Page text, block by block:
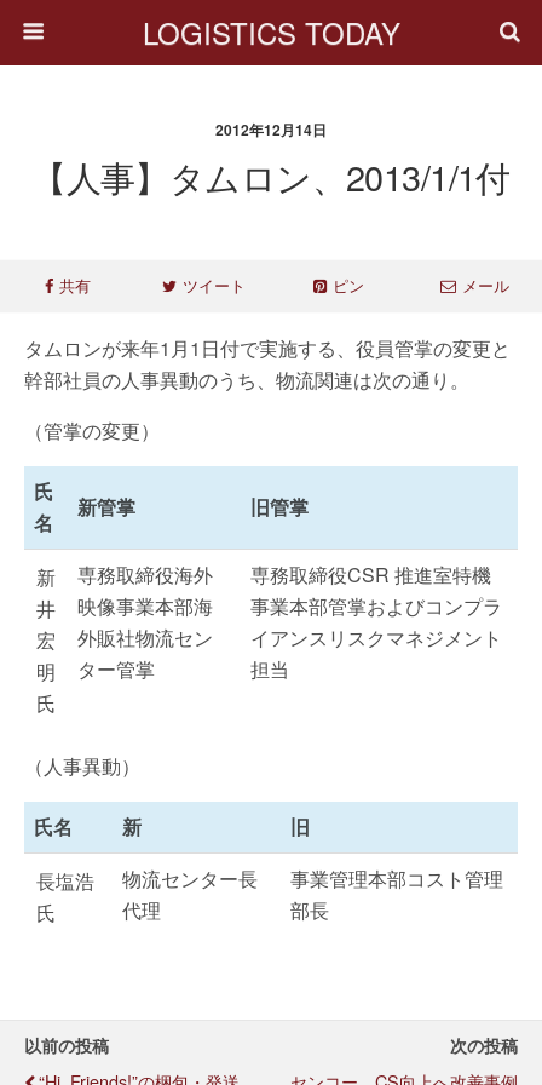
LOGISTICS TODAY
2012年12月14日
【人事】タムロン、2013/1/1付
共有 ツイート ピン メール
タムロンが来年1月1日付で実施する、役員管掌の変更と
幹部社員の人事異動のうち、物流関連は次の通り。
（管掌の変更）
氏
名
新管掌 旧管掌
新
井
宏
明
氏
専務取締役海外
映像事業本部海
外販社物流セン
ター管掌
専務取締役CSR 推進室特機
事業本部管掌およびコンプラ
イアンスリスクマネジメント
担当
（人事異動）
氏名 新
旧
長塩浩
氏
物流センター長
代理
事業管理本部コスト管理
部長
以前の投稿 次の投稿